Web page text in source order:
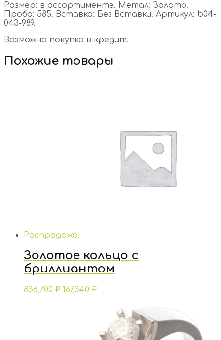
Размер: в ассортименте. Метал: Золото.
Проба: 585. Вставка: Без Вставки. Артикул: b04-
043-989.
Возможна покупка в кредит.
Похожие товары
Распродажа!
Золотое кольцо с
бриллиантом
836,700₽ 167,340 ₽